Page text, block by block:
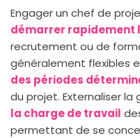
Engager un chef de
démarrer rapidement
recrutement ou de
généralement flexibles
des périodes
du projet. Externaliser
la charge de travail
permettant de se